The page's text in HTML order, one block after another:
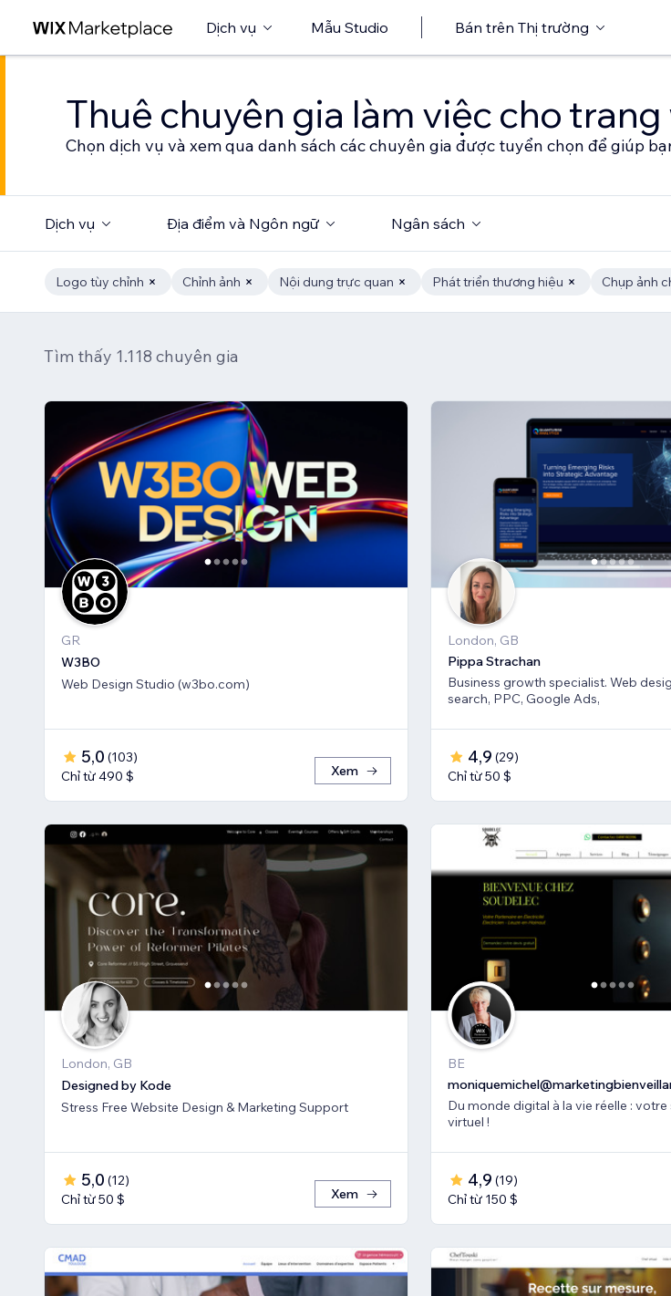
Dịch vụ Mẫu Studio Bán trên Thị trường
Thuê chuyên gia làm việc cho
Chọn dịch vụ và xem qua danh sách các chuyên gia được tuyển chọn để giúp
Dịch vụ Địa điểm và Ngôn ngữ Ngân sách
Logo tùy chỉnh Chỉnh ảnh Nội dung trực quan Phát triển thương hiệu Chụp ảnh
Tìm thấy 1.118 chuyên gia
GR
W3BO
Web Design Studio (w3bo.com)
5,0 (103)
Chỉ từ 490 $
Xem
London, GB
Pippa Strachan
Business growth specialist. Web
search, PPC, Google Ads,
4,9 (29)
Chỉ từ 50 $
London, GB
Designed by Kode
Stress Free Website Design & Marketing Support
5,0 (12)
Chỉ từ 50 $
Xem
BE
Du monde digital à la vie réelle :
virtuel !
4,9 (19)
Chỉ từ 150 $